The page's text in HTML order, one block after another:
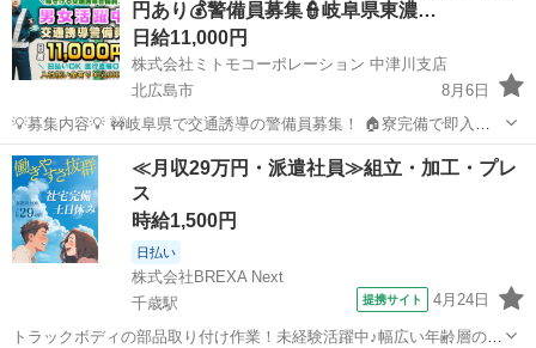
髪型ネイル自由✨ ...円あり💰警備員募集👮岐阜県東濃…
日給11,000円
株式会社ミトモコーポレーション 中津川支店
北広島市
8月6日
💡募集内容💡 🚧岐阜県で交通誘導の警備員募集！ 🏠寮完備で即入寮
OK。 🔰未経験でも安心の研修体制。 👫男女歓迎＆カップル応募も大
歓迎。 ✨安心して働ける環境で新生活をスタートしませんか？ 💴【日
給】 ✅日...
北海道 北広島市 警備員 無料
≪月収29万円・派遣社員≫組立・加工・プレ
ス
時給1,500円
日払い
株式会社BREXA Next
千歳駅
提携サイト 4月24日
トラックボディの部品取り付け作業！未経験活躍中♪幅広い年齢層の男